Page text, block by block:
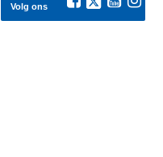
Volg ons